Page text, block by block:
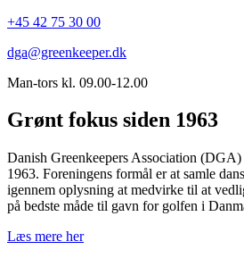
+45 42 75 30 00
dga@greenkeeper.dk
Man-tors kl. 09.00-12.00
Grønt fokus siden 1963
Danish Greenkeepers Association
1963. Foreningens formål er at samle
igennem oplysning at medvirke til at
på bedste måde til gavn for golfen i
Læs mere her